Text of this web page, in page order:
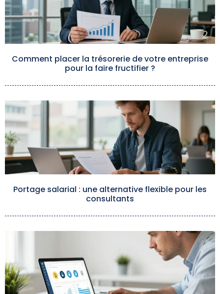
Comment placer la trésorerie de votre entreprise
pour la faire fructifier ?
Portage salarial : une alternative flexible pour les
consultants